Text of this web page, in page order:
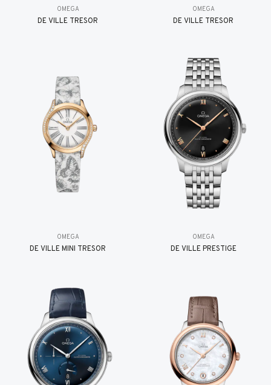
OMEGA
DE VILLE TRESOR
OMEGA
DE VILLE TRESOR
OMEGA
DE VILLE MINI TRÉSOR
OMEGA
DE VILLE PRESTIGE